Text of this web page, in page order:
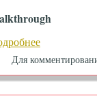
Для